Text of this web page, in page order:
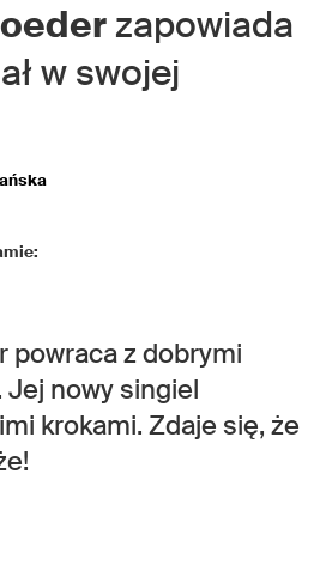
zapowiada
w swojej
powraca z dobrymi
nowy singiel
krokami. Zdaje się, że